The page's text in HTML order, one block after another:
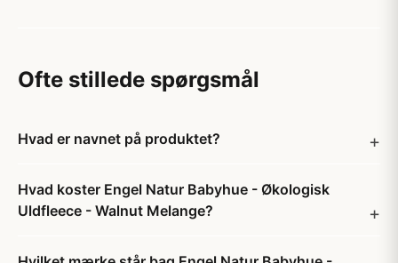
Ofte stillede spørgsmål
Hvad er navnet på produktet?
Hvad koster Engel Natur Babyhue - Økologisk
Uldfleece - Walnut Melange?